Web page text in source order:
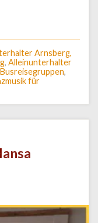
Arnsberg,
, Alleinunterhalter
,
für